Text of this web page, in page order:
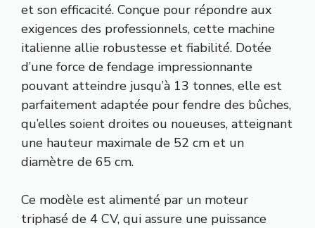
et son efficacité. Conçue pour répondre aux
exigences des professionnels, cette machine
italienne allie robustesse et fiabilité. Dotée
d’une force de fendage impressionnante
pouvant atteindre jusqu’à 13 tonnes, elle est
parfaitement adaptée pour fendre des bûches,
qu’elles soient droites ou noueuses, atteignant
une hauteur maximale de 52 cm et un
diamètre de 65 cm.
Ce modèle est alimenté par un moteur
triphasé de 4 CV, qui assure une puissance